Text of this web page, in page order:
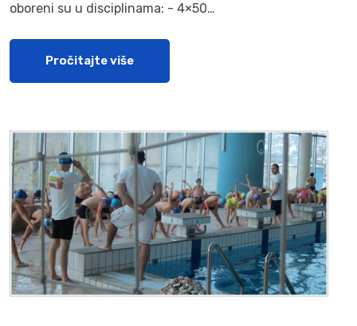
oboreni su u disciplinama: - 4×50…
Pročitajte više